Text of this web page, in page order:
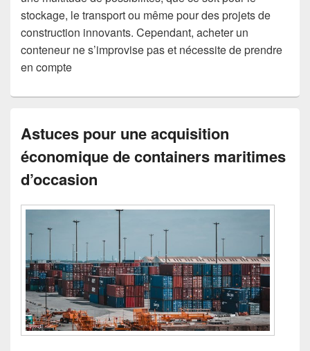
stockage, le transport ou même pour des projets de
construction innovants. Cependant, acheter un
conteneur ne s’improvise pas et nécessite de prendre
en compte
Astuces pour une acquisition
économique de containers maritimes
d’occasion